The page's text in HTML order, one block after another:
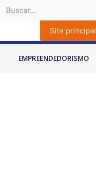
Site principal
EMPREENDEDORISMO